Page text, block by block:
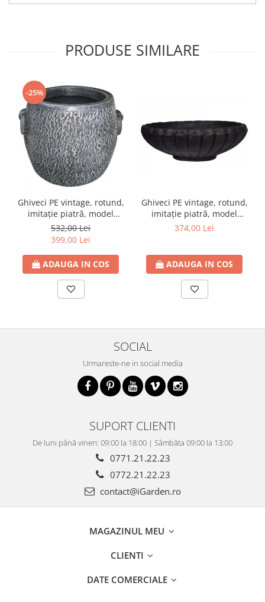
PRODUSE SIMILARE
-25%
Ghiveci PE vintage, rotund,
imitație piatră, model
STONE XL
532,00 Lei
399,00 Lei
ADAUGA IN COS
Ghiveci PE vintage, rotund,
imitație piatră, model
MARGARITE L
374,00 Lei
ADAUGA IN COS
SOCIAL
Urmareste-ne in social media
SUPORT CLIENTI
De luni până vineri: 09:00 la 18:00 | Sâmbăta 09:00 la 13:00
0771.21.22.23
0772.21.22.23
contact@iGarden.ro
MAGAZINUL MEU
CLIENTI
DATE COMERCIALE